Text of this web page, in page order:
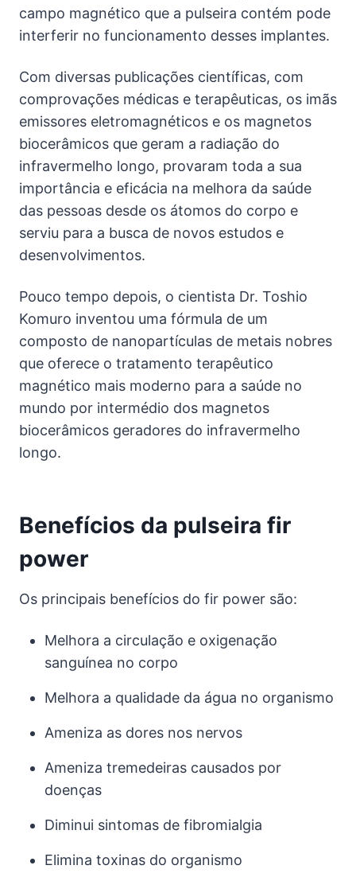
campo magnético que a pulseira contém pode
interferir no funcionamento desses implantes.
Com diversas publicações científicas, com
comprovações médicas e terapêuticas, os imãs
emissores eletromagnéticos e os magnetos
biocerâmicos que geram a radiação do
infravermelho longo, provaram toda a sua
importância e eficácia na melhora da saúde
das pessoas desde os átomos do corpo e
serviu para a busca de novos estudos e
desenvolvimentos.
Pouco tempo depois, o cientista Dr. Toshio
Komuro inventou uma fórmula de um
composto de nanopartículas de metais nobres
que oferece o tratamento terapêutico
magnético mais moderno para a saúde no
mundo por intermédio dos magnetos
biocerâmicos geradores do infravermelho
longo.
Benefícios da pulseira fir
power
Os principais benefícios do fir power são:
Melhora a circulação e oxigenação
sanguínea no corpo
Melhora a qualidade da água no organismo
Ameniza as dores nos nervos
Ameniza tremedeiras causados por
doenças
Diminui sintomas de fibromialgia
Elimina toxinas do organismo